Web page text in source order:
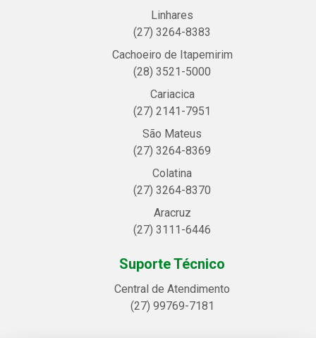
Linhares
(27) 3264-8383
Cachoeiro de Itapemirim
(28) 3521-5000
Cariacica
(27) 2141-7951
São Mateus
(27) 3264-8369
Colatina
(27) 3264-8370
Aracruz
(27) 3111-6446
Suporte Técnico
Central de Atendimento
(27) 99769-7181